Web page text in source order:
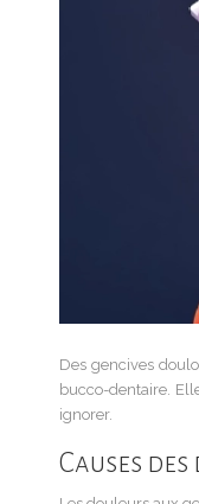
Des gencives
bucco-dentaire.
ignorer.
Causes